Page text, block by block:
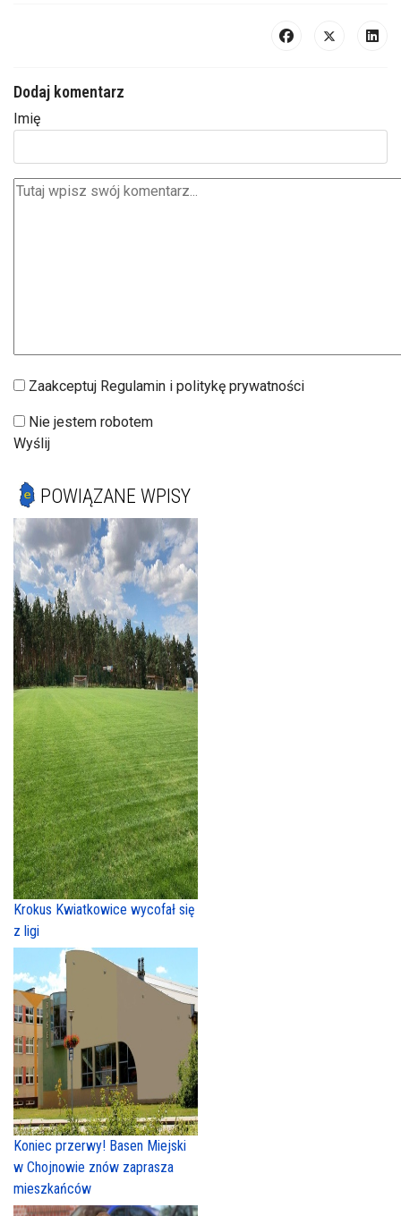
Dodaj komentarz
Imię
Zaakceptuj Regulamin i politykę prywatności
Nie jestem robotem
Wyślij
POWIĄZANE WPISY
Krokus Kwiatkowice wycofał się
z ligi
Koniec przerwy! Basen Miejski
w Chojnowie znów zaprasza
mieszkańców